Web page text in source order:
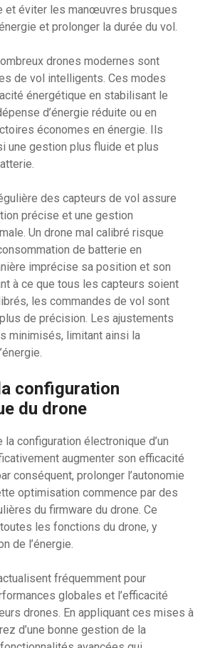
et éviter les manœuvres brusques
et prolonger la durée du vol.
drones modernes sont
de vol intelligents. Ces modes
énergétique en stabilisant le
d’énergie réduite ou en
économes en énergie. Ils
une gestion plus fluide et plus
des capteurs de vol assure
précise et une gestion
Un drone mal calibré risque
de batterie en
imprécise sa position et son
à ce que tous les capteurs soient
les commandes de vol sont
de précision. Les ajustements
minimisés, limitant ainsi la
configuration
du drone
la configuration électronique d’un
augmenter son efficacité
conséquent, prolonger l’autonomie
optimisation commence par des
du firmware du drone. Ce
les fonctions du drone, y
de l’énergie.
fréquemment pour
globales et l’efficacité
drones. En appliquant ces mises à
d’une bonne gestion de la